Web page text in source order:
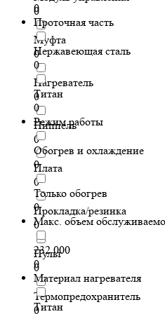
0
Муфта
0
Нагреватель
0
Ниппель
0
Плата
0
Прокладка/резинка
0
Пульт
0
Термопредохранитель
0
0
Проточная часть
Нержавеющая сталь
0
Титан
0
Режим работы
Обогрев и охлаждение
0
Только обогрев
0
Макс. объем
232 000
0
Материал нагревателя
Титан